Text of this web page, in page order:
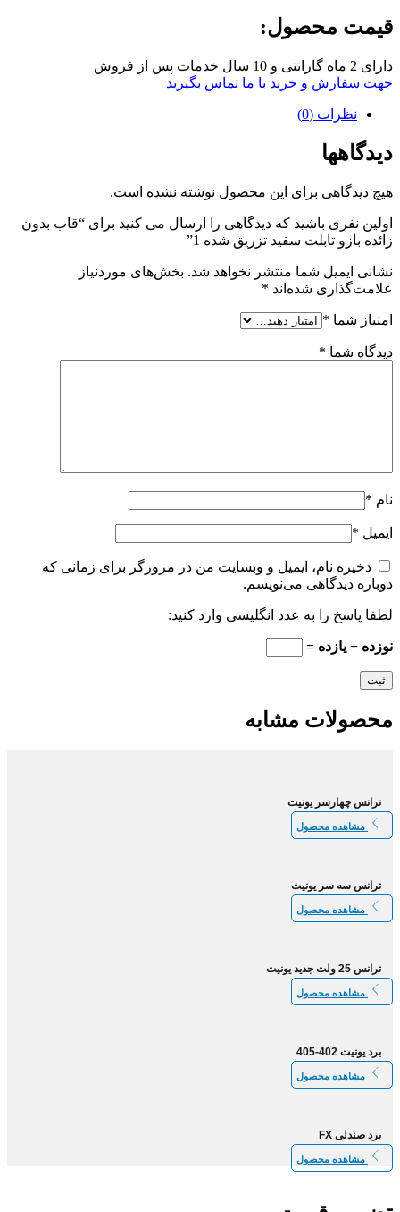
قیمت محصول:
دارای 2 ماه گارانتی و 10 سال خدمات پس از فروش
جهت سفارش و خرید با ما تماس بگیرید
نظرات (0)
دیدگاهها
هیچ دیدگاهی برای این محصول نوشته نشده است.
اولین نفری باشید که دیدگاهی را ارسال می کنید برای “قاب بدون
زائده بازو تابلت سفید تزریق شده 1”
نشانی ایمیل شما منتشر نخواهد شد. بخش‌های موردنیاز
علامت‌گذاری شده‌اند *
امتیاز شما *
دیدگاه شما *
نام *
ایمیل *
ذخیره نام، ایمیل و وبسایت من در مرورگر برای زمانی که
دوباره دیدگاهی می‌نویسم.
لطفا پاسخ را به عدد انگلیسی وارد کنید:
نوزده − یازده =
محصولات مشابه
ترانس چهارسر یونیت
مشاهده محصول
ترانس سه سر یونیت
مشاهده محصول
ترانس 25 ولت جدید یونیت
مشاهده محصول
برد یونیت 402-405
مشاهده محصول
برد صندلی FX
مشاهده محصول